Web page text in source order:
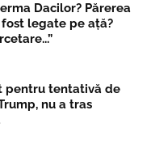
Dacilor? Părerea
fost legate pe ață?
pentru tentativă de
nu a tras